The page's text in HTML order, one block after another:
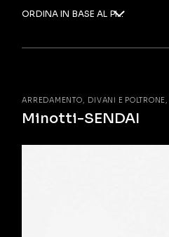
ORDINA IN BASE AL PIÙ RECENTE
ARREDAMENTO DIVANI E POLTRONE
Minotti-SENDAI